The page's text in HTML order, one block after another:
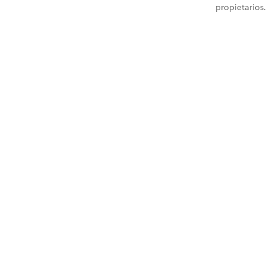
propietarios.